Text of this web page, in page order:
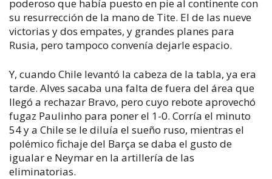
poderoso que había puesto en pie al continente con
su resurrección de la mano de Tite. El de las nueve
victorias y dos empates, y grandes planes para
Rusia, pero tampoco convenía dejarle espacio.
Y, cuando Chile levantó la cabeza de la tabla, ya era
tarde. Alves sacaba una falta de fuera del área que
llegó a rechazar Bravo, pero cuyo rebote aprovechó
fugaz Paulinho para poner el 1-0. Corría el minuto
54 y a Chile se le diluía el sueño ruso, mientras el
polémico fichaje del Barça se daba el gusto de
igualar e Neymar en la artillería de las
eliminatorias.